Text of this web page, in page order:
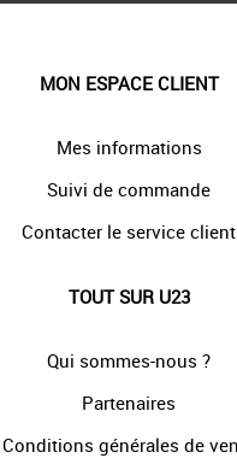
MON ESPACE CLIENT
Mes informations
Suivi de commande
Contacter le service client
TOUT SUR U23
Qui sommes-nous ?
Partenaires
Conditions générales de